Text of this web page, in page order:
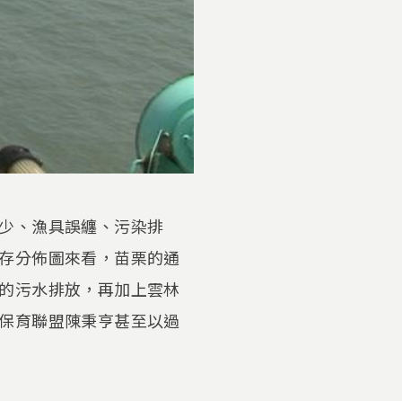
、漁具誤纏、污染排
分佈圖來看，苗栗的通
污水排放，再加上雲林
育聯盟陳秉亨甚至以過